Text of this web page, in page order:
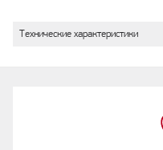
Технические характеристики